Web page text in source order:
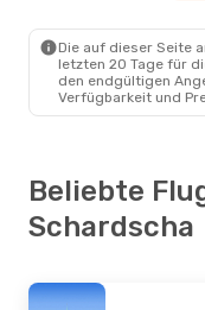
- Schardscha
Die auf dieser Seite
letzten 20 Tage für
den endgültigen
Verfügbarkeit und
Beliebte
Schardscha